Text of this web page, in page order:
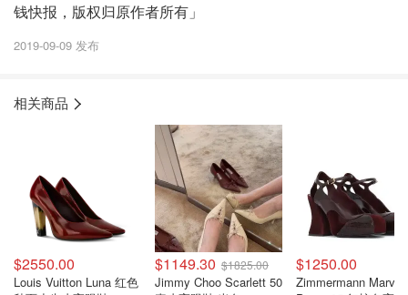
钱快报，版权归原作者所有」
2019-09-09 发布
相关商品
$2550.00
Louis Vuitton Luna 红色
$1149.30 $1825.00
Jimmy Choo Scarlett 50
$1250.00
Zimmermann Marvi